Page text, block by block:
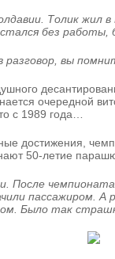
Толик жил
без работы,
разговор, вы
очередной
с 1989 года…
достижения,
50-летие
После
пассажиром.
Было так